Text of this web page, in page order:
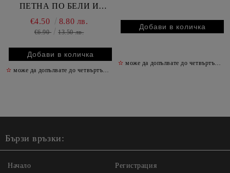
ПЕТНА ПО БЕЛИ И
ЦВЕТНИ ДРЕХИ С
АПЛИКАТОР 250 МЛ
€4.50 8.80 лв.
€6.90 13.50 лв.
✫ може да допълвате до четвъртък включително
✫ може да допълвате до четвъртък включително
Бързи връзки:
Начало Регистрация